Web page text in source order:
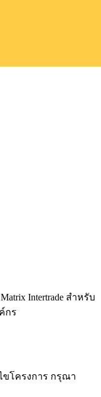
Intertrade สำหรับ
กร
ขโครงการ กรุณา